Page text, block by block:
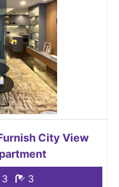
City View
3